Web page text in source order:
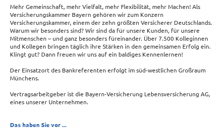
Mehr Gemeinschaft, mehr Vielfalt, mehr Flexibilität, mehr Machen! Als
Versicherungskammer Bayern gehören wir zum Konzern
Versicherungskammer, einem der zehn größten Versicherer Deutschlands.
Warum wir besonders sind? Wir sind da für unsere Kunden, für unsere
Mitmenschen – und ganz besonders füreinander. Über 7.500 Kolleginnen
und Kollegen bringen täglich ihre Stärken in den gemeinsamen Erfolg ein.
Klingt gut? Dann freuen wir uns auf ein baldiges Kennenlernen!
Der Einsatzort des Bankreferenten erfolgt im süd-westlichen Großraum
Münchens.
Vertragsarbeitgeber ist die Bayern-Versicherung Lebensversicherung AG,
eines unserer Unternehmen.
Das haben Sie vor ...